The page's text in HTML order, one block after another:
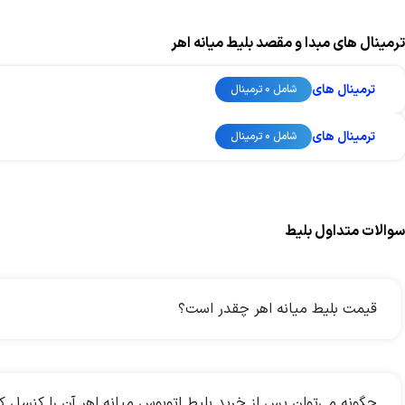
ترمینال های مبدا و مقصد بلیط میانه اهر
ترمینال های شامل 0 ترمینال
ترمینال های شامل 0 ترمینال
سوالات متداول بلیط
قیمت بلیط میانه اهر چقدر است؟